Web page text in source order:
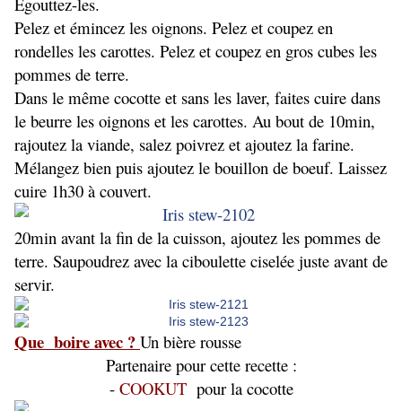
Pelez et émincez les oignons. Pelez et coupez en
rondelles les carottes. Pelez et coupez en gros cubes les
pommes de terre.
Dans le même cocotte et sans les laver, faites cuire dans
le beurre les oignons et les carottes. Au bout de 10min,
rajoutez la viande, salez poivrez et ajoutez la farine.
Mélangez bien puis ajoutez le bouillon de boeuf. Laissez
cuire 1h30 à couvert.
20min avant la fin de la cuisson, ajoutez les pommes de
terre. Saupoudrez avec la ciboulette ciselée juste avant de
servir.
Que boire avec ? Un bière rousse
Partenaire pour cette recette :
- COOKUT pour la cocotte